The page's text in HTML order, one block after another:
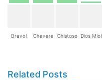
Bravo! Chevere Chistoso Dios Mio!
Related Posts